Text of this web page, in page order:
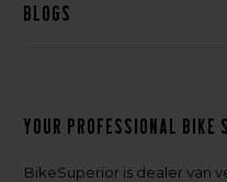
Blogs
Your professional bike
BikeSuperior is dealer van